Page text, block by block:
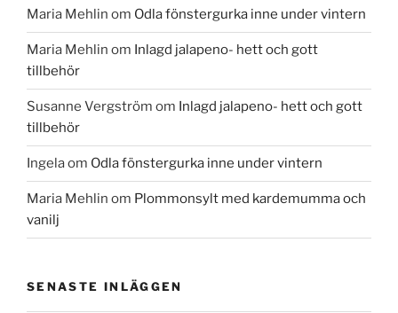
Maria Mehlin om Odla fönstergurka inne under vintern
Maria Mehlin om Inlagd jalapeno- hett och gott
tillbehör
Susanne Vergström om Inlagd jalapeno- hett och gott
tillbehör
Ingelaom Odla fönstergurka inne under vintern
Maria Mehlin om Plommonsylt med kardemumma och
vanilj
SENASTE INLÄGGEN